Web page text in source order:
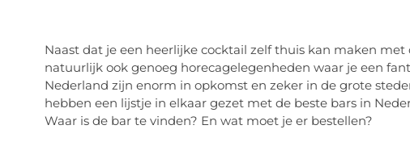
Naast dat je een heerlijke cocktail zelf thuis kan maken met
natuurlijk ook genoeg horecagelegenheden waar je een
Nederland zijn enorm in opkomst en zeker in de grote
hebben een lijstje in elkaar gezet met de beste bars in
Waar is de bar te vinden? En wat moet je er bestellen?